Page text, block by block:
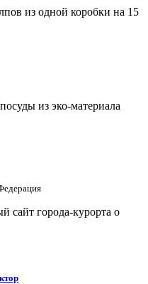
из одной коробки на 15
из эко-материала
сайт города-курорта о